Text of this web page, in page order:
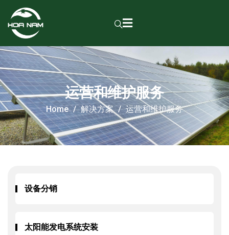
运营和维护服务
Home 解决方案 运营和维护服务
设备分销
太阳能发电系统安装